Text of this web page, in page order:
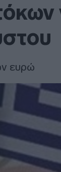
ευρώ